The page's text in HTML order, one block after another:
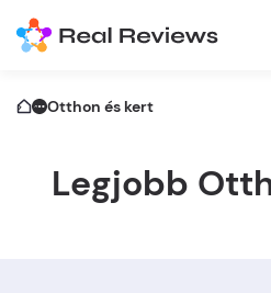
Otthon és kert
Legjobb